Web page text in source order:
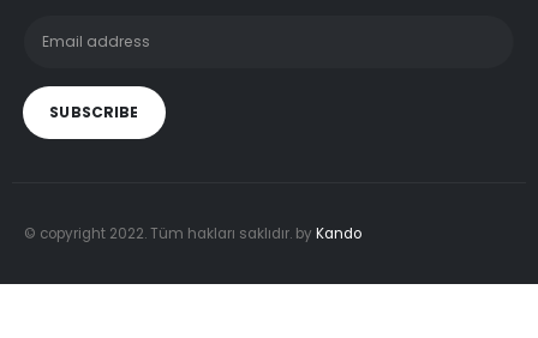
© copyright 2022. Tüm hakları saklıdır. by Kando